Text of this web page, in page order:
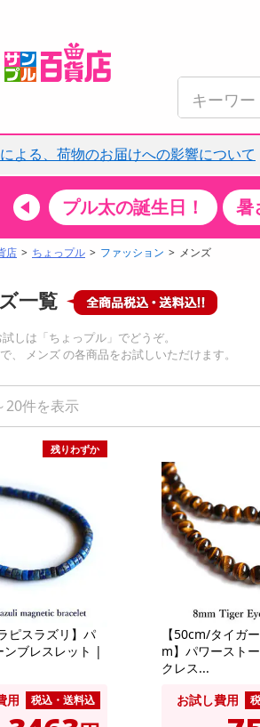
よる、荷物のお届けへの影響について
テゴリ すべて見る
ア
サプリメント
品 プル太の誕生日！ 暑
店 ちょっプル ファッション メンズ
一覧
しは「ちょっプル」でどうぞ。
、 メンズ の各商品をお試しいただけます。
件を表示
残りわずか
ピスラズリ】パ
ンブレスレット |
用
税込・送料込
【50cm/タイガ
m】パワースト
クレス...
お試し費用
23 0
売り /
42
08月07日18時00分 ～
ちょっプル
チョコパイ〈いちごミルクタルト〉
〈ティラミスタルト〉個売り
提供